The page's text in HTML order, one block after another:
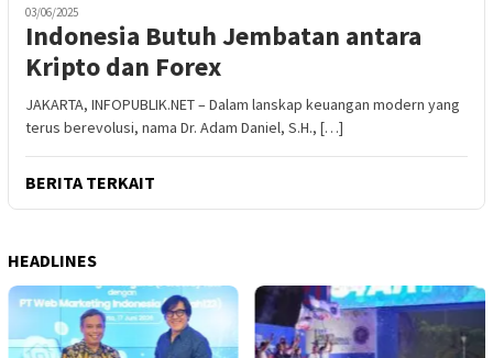
03/06/2025
Indonesia Butuh Jembatan antara
Kripto dan Forex
JAKARTA, INFOPUBLIK.NET – Dalam lanskap keuangan modern yang
terus berevolusi, nama Dr. Adam Daniel, S.H., […]
BERITA TERKAIT
HEADLINES